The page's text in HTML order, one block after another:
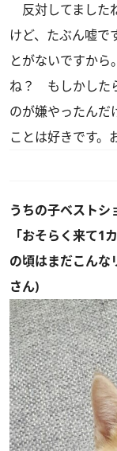
反対してました
けど、たぶん嘘で
とがないですから
ね？ もしかした
のが嫌やったんだ
ことは好きです。
うちの子ベスト
「おそらく来て1
の頃はまだこんな
さん)